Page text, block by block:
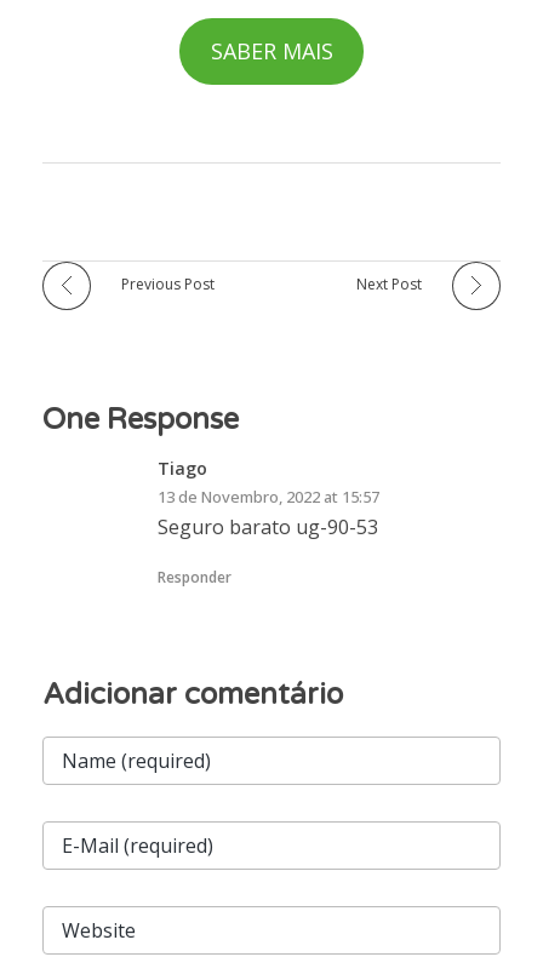
SABER MAIS
Previous Post Next Post
One Response
Tiago
13 de Novembro, 2022 at 15:57
Seguro barato ug-90-53
Responder